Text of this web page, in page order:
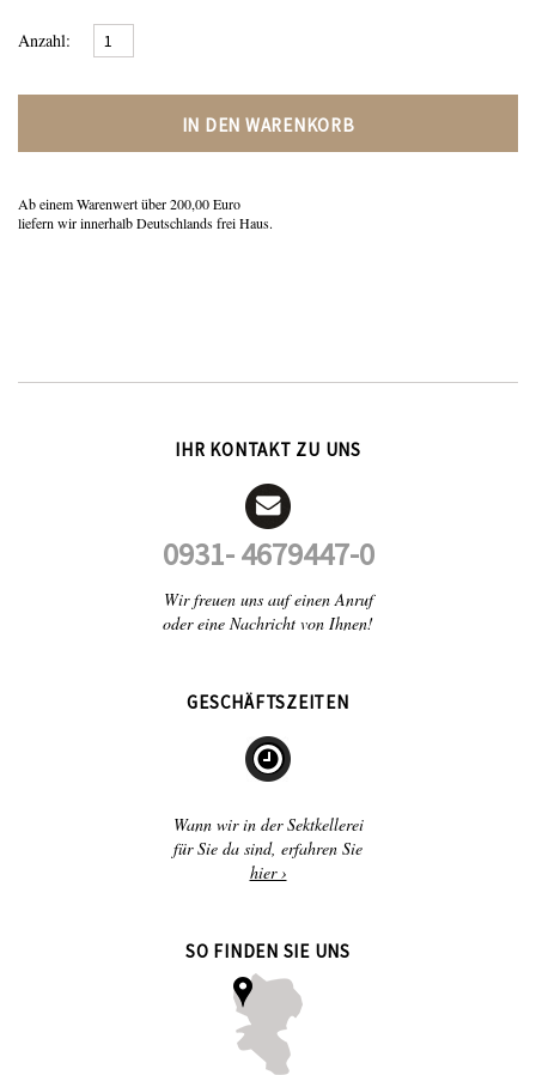
Anzahl:
IN DEN WARENKORB
Ab einem Warenwert über 200,00 Euro
liefern wir innerhalb Deutschlands frei Haus.
IHR KONTAKT ZU UNS
0931- 4679447-0
Wir freuen uns auf einen Anruf
oder eine Nachricht von Ihnen!
GESCHÄFTSZEITEN
Wann wir in der Sektkellerei
für Sie da sind, erfahren Sie
hier ›
SO FINDEN SIE UNS